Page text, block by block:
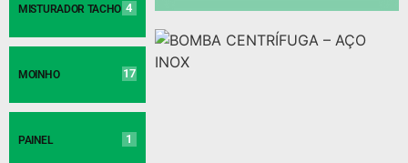
MISTURADOR TACHO 4
MOINHO 17
PAINEL 1